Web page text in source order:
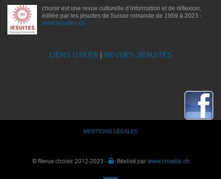
choisirest une revue culturelle d’information et de réflexion,
éditée par les jésuites de Suisse romande de 1959 à 2023 -
www.jesuites.ch
LIENS UTILES| REVUES JÉSUITES
MENTIONS LÉGALES
© Revue choisir 2012-2023 - Réalisé parwww.i-media.ch